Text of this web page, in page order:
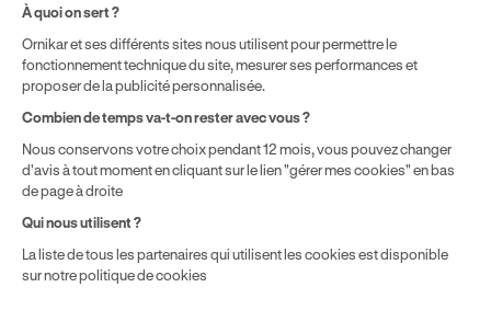
par chaque bénéficiaire. Exemple donné pour un titulaire
solde disponible sur le Compte Personnel de Formation et du
prix de la formation choisie.
À quoi on sert ?
Ornikar et ses différents sites nous utilisent pour permettre le
fonctionnement technique du site, mesurer ses performances et
proposer de la publicité personnalisée.
Combien de temps va-t-on rester avec vous ?
Nous conservons votre choix pendant 12 mois, vous pouvez changer
d'avis à tout moment en cliquant sur le lien "gérer mes cookies" en bas
de page à droite
Qui nous utilisent ?
La liste de tous les partenaires qui utilisent les cookies est disponible
sur notre politique de cookies